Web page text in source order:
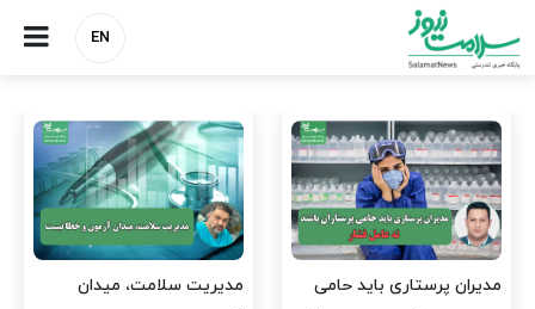
EN
وقت وزیر بهداشت باید صرف
واردات دارو و کالاهای اساسی